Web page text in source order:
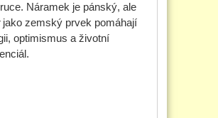
Náramek je pánský, ale
jako zemský prvek pomáhají
optimismus a životní